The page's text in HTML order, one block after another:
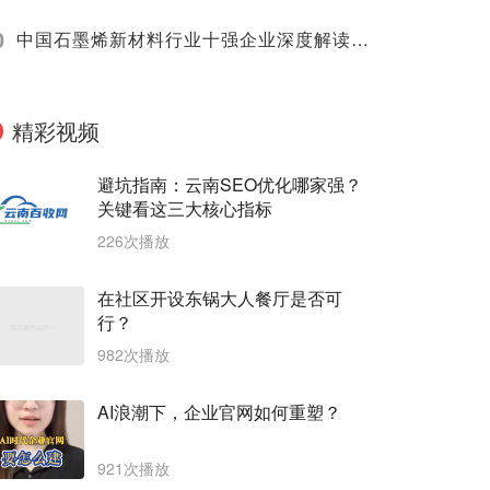
中国石墨烯新材料行业十强企业深度解读（2025）
精彩视频
避坑指南：云南SEO优化哪家强？
关键看这三大核心指标
226次播放
在社区开设东锅大人餐厅是否可
行？
982次播放
AI浪潮下，企业官网如何重塑？
921次播放